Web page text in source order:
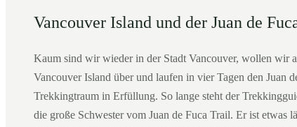
Vancouver Island und der Juan de
Kaum sind wir wieder in der Stadt Vancouver, wollen wir
Vancouver Island über und laufen in vier Tagen den Juan
Trekkingtraum in Erfüllung. So lange steht der
die große Schwester vom Juan de Fuca Trail. Er ist etwas